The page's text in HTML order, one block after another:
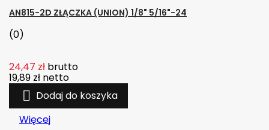
AN815-2D ZŁĄCZKA (UNION) 1/8" 5/16"-24
(0)
24,47 zł brutto
19,89 zł netto
 Dodaj do koszyka
Więcej